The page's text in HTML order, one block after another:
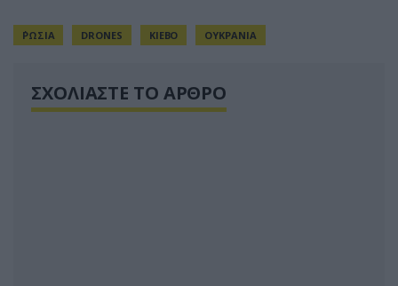
΄ΡΩΣΙΑ DRONES ΚΙΕΒΟ ΟΥΚΡΑΝΙΑ
ΣΧΟΛΙΑΣΤΕ ΤΟ ΑΡΘΡΟ